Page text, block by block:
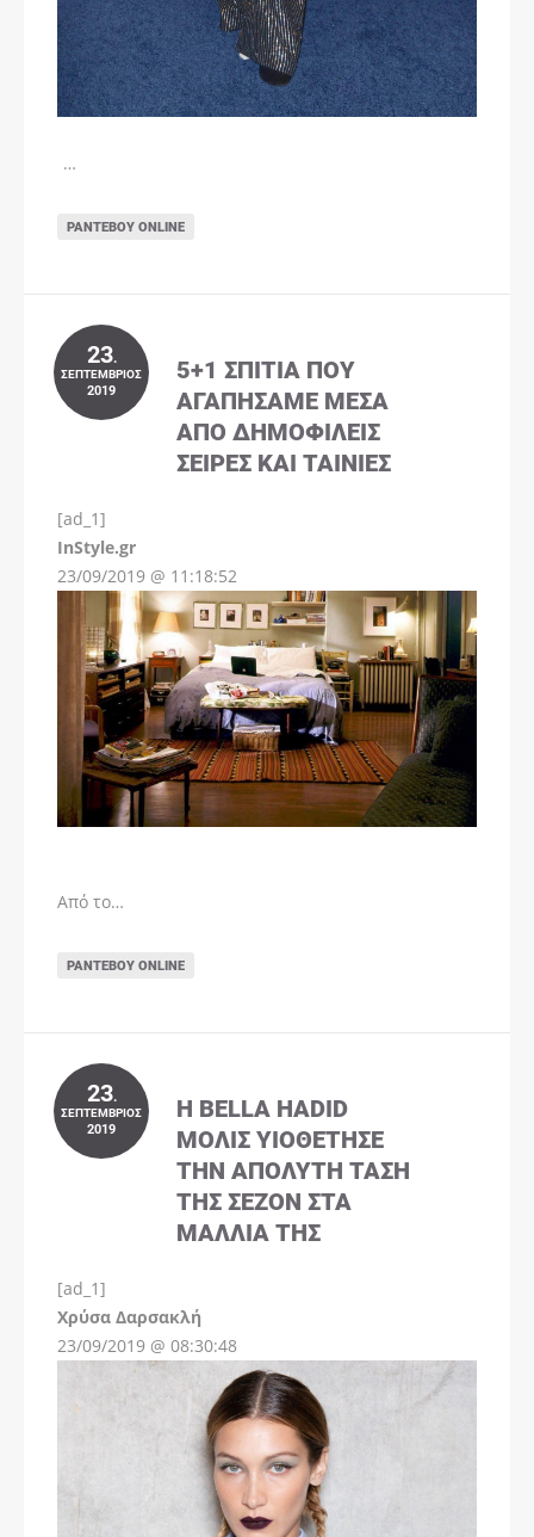
…
ΡΑΝΤΕΒΟΎ ONLINE
23.
ΣΕΠΤΈΜΒΡΙΟΣ
2019
5+1 ΣΠΊΤΙΑ ΠΟΥ
ΑΓΑΠΉΣΑΜΕ ΜΈΣΑ
ΑΠΌ ΔΗΜΟΦΙΛΕΊΣ
ΣΕΙΡΈΣ ΚΑΙ ΤΑΙΝΊΕΣ
[ad_1]
InStyle.gr
23/09/2019 @ 11:18:52
Από το…
ΡΑΝΤΕΒΟΎ ONLINE
23.
ΣΕΠΤΈΜΒΡΙΟΣ
2019
Η BELLA HADID
ΜΌΛΙΣ ΥΙΟΘΈΤΗΣΕ
ΤΗΝ ΑΠΌΛΥΤΗ ΤΆΣΗ
ΤΗΣ ΣΕΖΌΝ ΣΤΑ
ΜΑΛΛΙΆ ΤΗΣ
[ad_1]
Χρύσα Δαρσακλή
23/09/2019 @ 08:30:48